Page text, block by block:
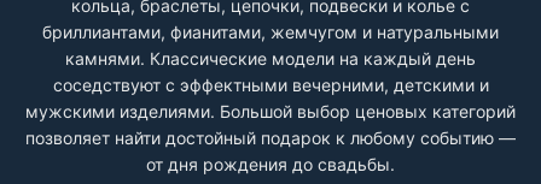
кольца, браслеты, цепочки, подвески и колье с
бриллиантами, фианитами, жемчугом и натуральными
камнями. Классические модели на каждый день
соседствуют с эффектными вечерними, детскими и
мужскими изделиями. Большой выбор ценовых категорий
позволяет найти достойный подарок к любому событию —
от дня рождения до свадьбы.